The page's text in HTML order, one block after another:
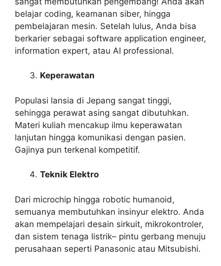
belajar coding, keamanan siber, hingga
pembelajaran mesin. Setelah lulus, Anda bisa
berkarier sebagai software application engineer,
information expert, atau AI professional.
Keperawatan
Populasi lansia di Jepang sangat tinggi,
sehingga perawat asing sangat dibutuhkan.
Materi kuliah mencakup ilmu keperawatan
lanjutan hingga komunikasi dengan pasien.
Gajinya pun terkenal kompetitif.
Teknik Elektro
Dari microchip hingga robotic humanoid,
semuanya membutuhkan insinyur elektro. Anda
akan mempelajari desain sirkuit, mikrokontroler,
dan sistem tenaga listrik– pintu gerbang menuju
perusahaan seperti Panasonic atau Mitsubishi.